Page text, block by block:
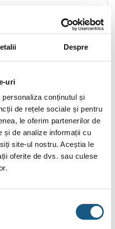
Despre
uri
conținutul și
de rețele sociale și pentru
le oferim partenerilor de
și de analize informații cu
site-ul nostru. Aceștia le
oferite de dvs. sau culese
În mod normal regulile